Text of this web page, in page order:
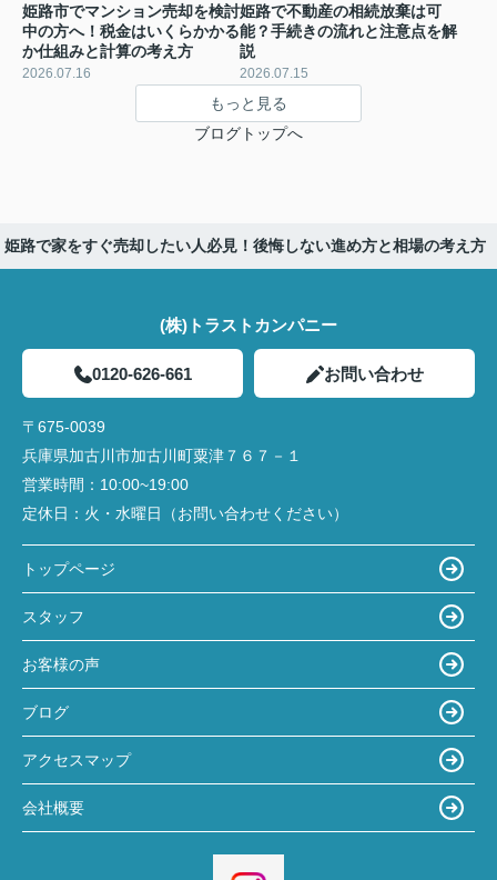
姫路市でマンション売却を検討
中の方へ！税金はいくらかかる
か仕組みと計算の考え方
2026.07.16
姫路で不動産の相続放棄は可
能？手続きの流れと注意点を解
説
2026.07.15
もっと見る
ブログトップへ
姫路で家をすぐ売却したい人必見！後悔しない進め方と相場の考え方
(株)トラストカンパニー
0120-626-661 お問い合わせ
〒675-0039
兵庫県加古川市加古川町粟津７６７－１
営業時間： 10:00~19:00
定休日： 火・水曜日（お問い合わせください）
トップページ
スタッフ
お客様の声
ブログ
アクセスマップ
会社概要